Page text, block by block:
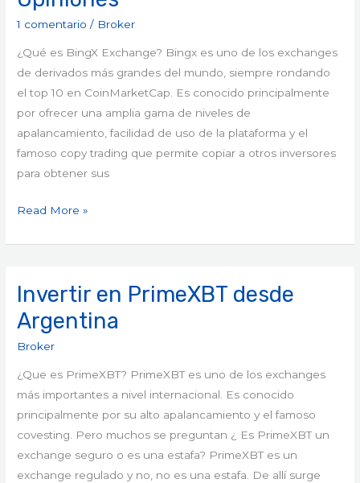
1 comentario / Broker
¿Qué es BingX Exchange? Bingx es uno de los exchanges
de derivados más grandes del mundo, siempre rondando
el top 10 en CoinMarketCap. Es conocido principalmente
por ofrecer una amplia gama de niveles de
apalancamiento, facilidad de uso de la plataforma y el
famoso copy trading que permite copiar a otros inversores
para obtener sus
Read More »
Invertir en PrimeXBT desde
Argentina
Broker
¿Que es PrimeXBT? PrimeXBT es uno de los exchanges
más importantes a nivel internacional. Es conocido
principalmente por su alto apalancamiento y el famoso
covesting. Pero muchos se preguntan ¿ Es PrimeXBT un
exchange seguro o es una estafa? PrimeXBT es un
exchange regulado y no, no es una estafa. De allí surge
Invertir
en
PrimeXBT
desde
Argentina